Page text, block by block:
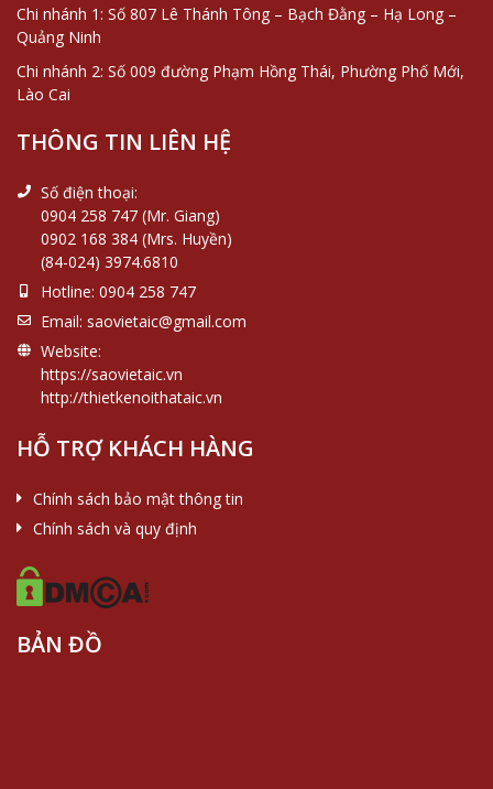
Chi nhánh 1: Số 807 Lê Thánh Tông – Bạch Đằng – Hạ Long –
Quảng Ninh
Chi nhánh 2: Số 009 đường Phạm Hồng Thái, Phường Phố Mới,
Lào Cai
THÔNG TIN LIÊN HỆ
Số điện thoại:
0904 258 747 (Mr. Giang)
0902 168 384 (Mrs. Huyền)
(84-024) 3974.6810
Hotline: 0904 258 747
Email: saovietaic@gmail.com
Website:
https://saovietaic.vn
http://thietkenoithataic.vn
HỖ TRỢ KHÁCH HÀNG
Chính sách bảo mật thông tin
Chính sách và quy định
BẢN ĐỒ